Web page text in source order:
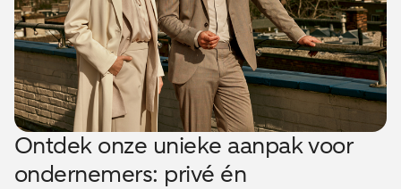
Ontdek onze unieke aanpak voor
ondernemers: privé én